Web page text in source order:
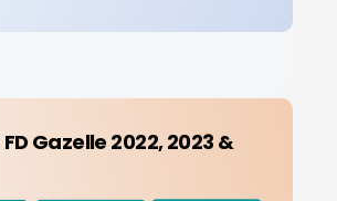
Gazelle 2022, 2023 &